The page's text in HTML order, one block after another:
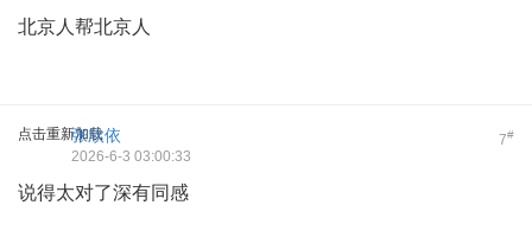
北京人帮北京人
点击重新加载 7#
张欣依
2026-6-3 03:00:33
说得太对了深有同感